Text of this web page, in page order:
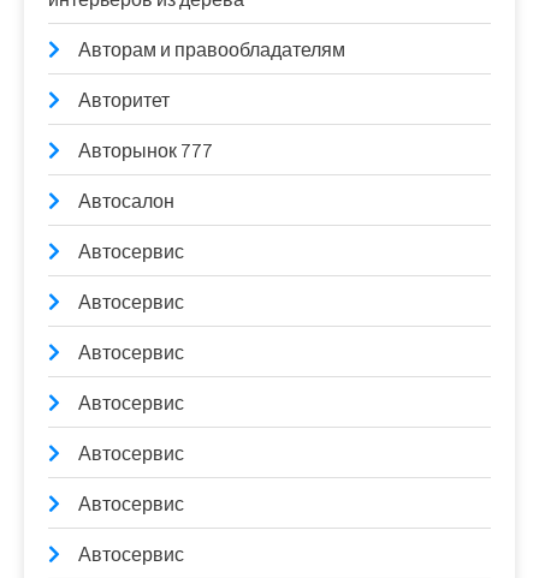
Авторам и правообладателям
Авторитет
Авторынок 777
Автосалон
Автосервис
Автосервис
Автосервис
Автосервис
Автосервис
Автосервис
Автосервис